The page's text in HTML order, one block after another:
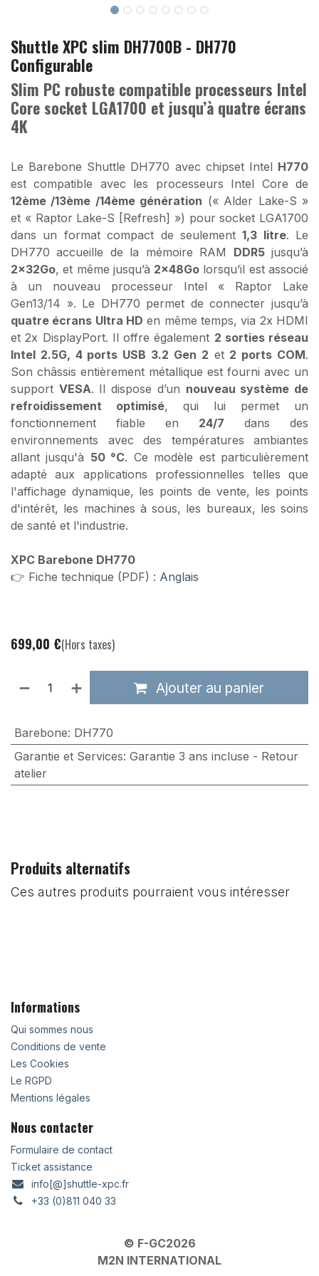
Shuttle XPC slim DH7700B - DH770
Configurable
Slim PC robuste compatible processeurs Intel
Core socket LGA1700 et jusqu’à quatre écrans
4K
Le Barebone Shuttle DH770 avec chipset Intel H770
est compatible avec les processeurs Intel Core de
12ème /13ème /14ème génération (« Alder Lake-S »
et « Raptor Lake-S [Refresh] ») pour socket LGA1700
dans un format compact de seulement1,3 litre. Le
DH770 accueille de la mémoire RAM DDR5jusqu’à
2x32Go, et même jusqu’à 2x48Go lorsqu’il est associé
à un nouveau processeur Intel « Raptor Lake
Gen13/14 ». Le DH770 permet de connecter jusqu’à
quatre écrans Ultra HD en même temps, via 2x HDMI
et 2x DisplayPort. Il offre également 2 sorties réseau
Intel 2.5G, 4 ports USB 3.2 Gen 2 et 2 ports COM.
Son châssis entièrement métallique est fourni avec un
support VESA. Il dispose d’un nouveau système de
refroidissement optimisé, qui lui permet un
fonctionnement fiable en 24/7 dans des
environnements avec des températures ambiantes
allant jusqu'à 50 °C. Ce modèle est particulièrement
adapté aux applications professionnelles telles que
l'affichage dynamique, les points de vente, les points
d'intérêt, les machines à sous, les bureaux, les soins
de santé et l'industrie.
XPC Barebone DH770
👉 Fiche technique (PDF) : Anglais
699,00 €(Hors taxes)
Ajouter au panier
Barebone: DH770
Garantie et Services: Garantie 3 ans incluse - Retour
atelier
Produits alternatifs
Ces autres produits pourraient vous intéresser
Informations
Qui sommes nous
Conditions de vente
Les Cookies
Le RGPD
Mentions légales
Nous contacter
Formulaire de contact
Ticket assistance
info[@]shuttle-xpc.fr
+33 (0)811 040 33
© F-GC2026
M2N INTERNATIONAL